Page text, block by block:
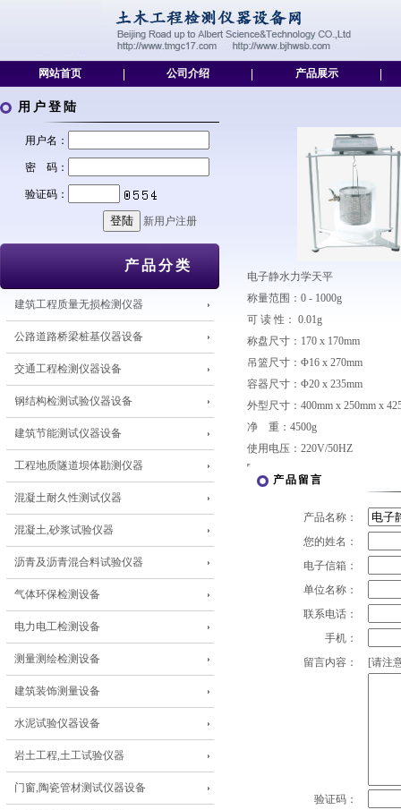
网站首页 公司介绍 产品展示
用户登陆
用户名：
密 码：
验证码：
新用户注册
产品分类
建筑工程质量无损检测仪器
公路道路桥梁桩基仪器设备
交通工程检测仪器设备
钢结构检测试验仪器设备
建筑节能测试仪器设备
工程地质隧道坝体勘测仪器
混凝土耐久性测试仪器
混凝土,砂浆试验仪器
沥青及沥青混合料试验仪器
气体环保检测设备
电力电工检测设备
测量测绘检测设备
建筑装饰测量设备
水泥试验仪器设备
岩土工程,土工试验仪器
门窗,陶瓷管材测试仪器设备
电子静水力学天平
称量范围：0 - 1000g
可 读 性： 0.01g
称盘尺寸：170 x 170mm
吊篮尺寸：Φ16 x 270mm
容器尺寸：Φ20 x 235mm
外型尺寸：400mm x 250mm x
净 重：4500g
使用电压：220V/50HZ
产品留言
产品名称：
您的姓名：
电子信箱：
单位名称：
联系电话：
手机：
留言内容：
[请注
验证码：